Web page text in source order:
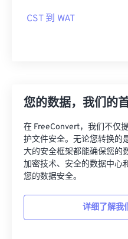
CST 到 WAT
您的数据，我们的
在 FreeConvert，我们不仅
护文件安全。无论您转换的
大的安全框架都能确保您的
加密技术、安全的数据中心
您的数据安全。
详细了解我